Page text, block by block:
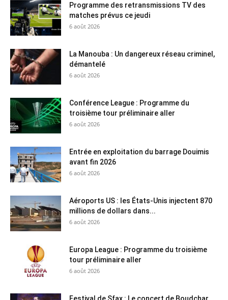
Programme des retransmissions TV des
matches prévus ce jeudi
6 août 2026
La Manouba : Un dangereux réseau criminel,
démantelé
6 août 2026
Conférence League : Programme du
troisième tour préliminaire aller
6 août 2026
Entrée en exploitation du barrage Douimis
avant fin 2026
6 août 2026
Aéroports US : les États-Unis injectent 870
millions de dollars dans...
6 août 2026
Europa League : Programme du troisième
tour préliminaire aller
6 août 2026
Festival de Sfax : Le concert de Boudchar